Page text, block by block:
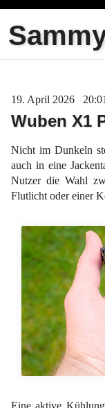
19 April 2026 20:01
Wuben X1
Nicht im Dunkeln
auch in eine
Nutzer die Wahl
Flutlicht oder einer